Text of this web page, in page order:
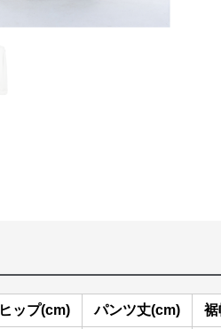
ヒップ(cm) パンツ丈(cm)